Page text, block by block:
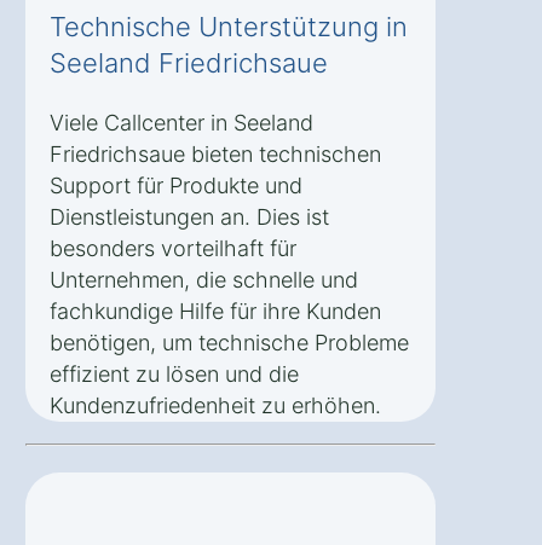
Technische Unterstützung in
Seeland Friedrichsaue
Viele Callcenter in Seeland
Friedrichsaue bieten technischen
Support für Produkte und
Dienstleistungen an. Dies ist
besonders vorteilhaft für
Unternehmen, die schnelle und
fachkundige Hilfe für ihre Kunden
benötigen, um technische Probleme
effizient zu lösen und die
Kundenzufriedenheit zu erhöhen.